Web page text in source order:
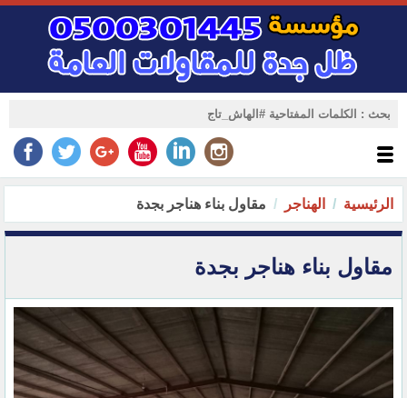
الرئيسية الهناجر مقاول بناء هناجر بجدة
مقاول بناء هناجر بجدة